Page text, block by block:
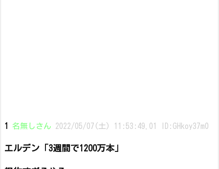
1 名無しさん 2022/05/07(土) 11:53:49.01 ID:GHkoy37m0
エルデン「3週間で1200万本」